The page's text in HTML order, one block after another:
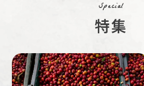
すてきな道
具
生活雑貨
ブラジル
Special
特集